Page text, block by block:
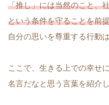
「推し」には当然のこと、
という条件を守ることを前
自分の思いを尊重する行動
ここで、生きる上での幸せ
名言だなと思う言葉を紹介し